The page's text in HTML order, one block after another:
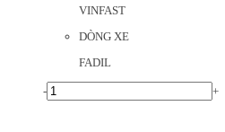
VINFAST
DÒNG XE
FADIL
- +